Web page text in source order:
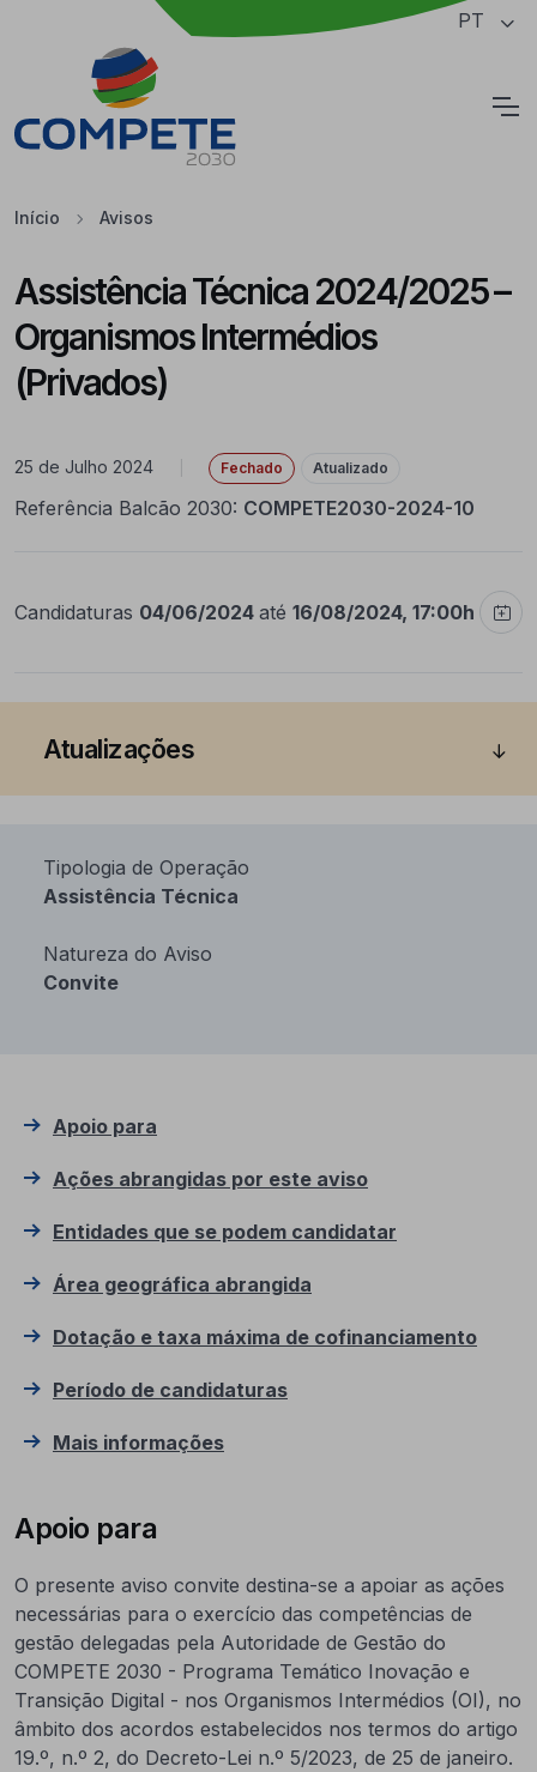
Saltar para o conteúdo principal da página PT
Início Avisos
Assistência Técnica 2024/2025 –
Organismos Intermédios
(Privados)
25 de Julho 2024 Fechado Atualizado
Referência Balcão 2030: COMPETE2030-2024-10
Candidaturas 04/06/2024 até 16/08/2024, 17:00h
Atualizações
Tipologia de Operação
Assistência Técnica
Natureza do Aviso
Convite
Apoio para
Ações abrangidas por este aviso
Entidades que se podem candidatar
Área geográfica abrangida
Dotação e taxa máxima de cofinanciamento
Período de candidaturas
Mais informações
Apoio para
O presente aviso convite destina-se a apoiar as ações
necessárias para o exercício das competências de
gestão delegadas pela Autoridade de Gestão do
COMPETE 2030 - Programa Temático Inovação e
Transição Digital - nos Organismos Intermédios (OI), no
âmbito dos acordos estabelecidos nos termos do artigo
19.º, n.º 2, do Decreto-Lei n.º 5/2023, de 25 de janeiro.